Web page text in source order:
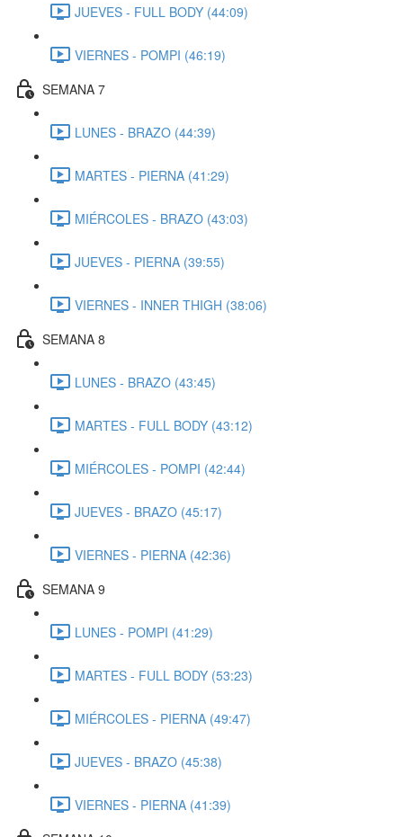
JUEVES - FULL BODY (44:09)
VIERNES - POMPI (46:19)
SEMANA 7
LUNES - BRAZO (44:39)
MARTES - PIERNA (41:29)
MIÉRCOLES - BRAZO (43:03)
JUEVES - PIERNA (39:55)
VIERNES - INNER THIGH (38:06)
SEMANA 8
LUNES - BRAZO (43:45)
MARTES - FULL BODY (43:12)
MIÉRCOLES - POMPI (42:44)
JUEVES - BRAZO (45:17)
VIERNES - PIERNA (42:36)
SEMANA 9
LUNES - POMPI (41:29)
MARTES - FULL BODY (53:23)
MIÉRCOLES - PIERNA (49:47)
JUEVES - BRAZO (45:38)
VIERNES - PIERNA (41:39)